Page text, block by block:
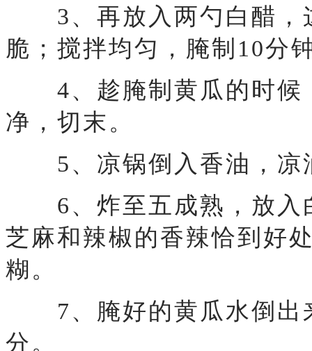
3、再放入两勺白醋，
脆；搅拌均匀，腌制10分
4、趁腌制黄瓜的时候
净，切末。
5、凉锅倒入香油，凉
6、炸至五成熟，放入
芝麻和辣椒的香辣恰到好
糊。
7、腌好的黄瓜水倒出
分。